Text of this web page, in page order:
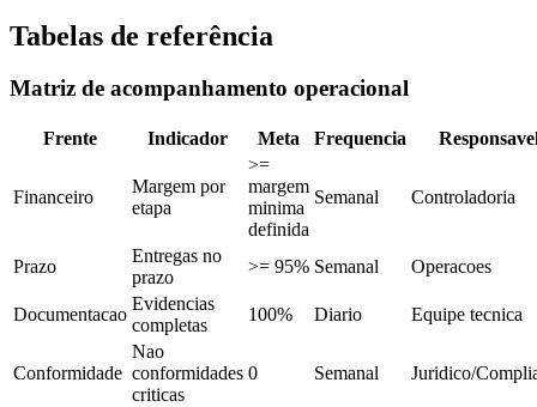
Tabelas de referência
Matriz de acompanhamento operacional
Frente Indicador Meta Frequencia
Financeiro
Margem por
etapa
>=
margem
minima
definida
Semanal Controladoria
Prazo
Entregas no
prazo
>= 95% Semanal Operacoes
Documentacao
Evidencias
completas
100% Diario Equipe tecnica
Conformidade
Nao
conformidades
criticas
0 Semanal Juridico/